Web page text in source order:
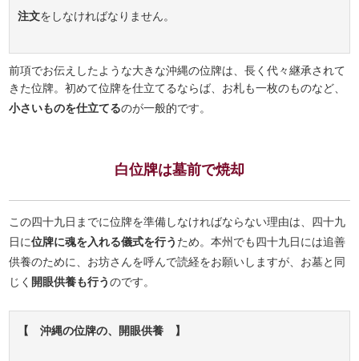
注文をしなければなりません。
前項でお伝えしたような大きな沖縄の位牌は、長く代々継承されて
きた位牌。初めて位牌を仕立てるならば、お札も一枚のものなど、
小さいものを仕立てるのが一般的です。
白位牌は墓前で焼却
この四十九日までに位牌を準備しなければならない理由は、四十九
日に位牌に魂を入れる儀式を行う ため。本州でも四十九日には追善
供養のために、お坊さんを呼んで読経をお願いしますが、お墓と同
じく 開眼供養も行うのです。
【 沖縄の位牌の、開眼供養 】